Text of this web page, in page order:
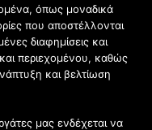
κοινότητας,
και λάτρεις της
όπως μοναδικά
που αποστέλλονται
διαφημίσεις και
περιεχομένου, καθώς
και βελτίωση
μας ενδέχεται να